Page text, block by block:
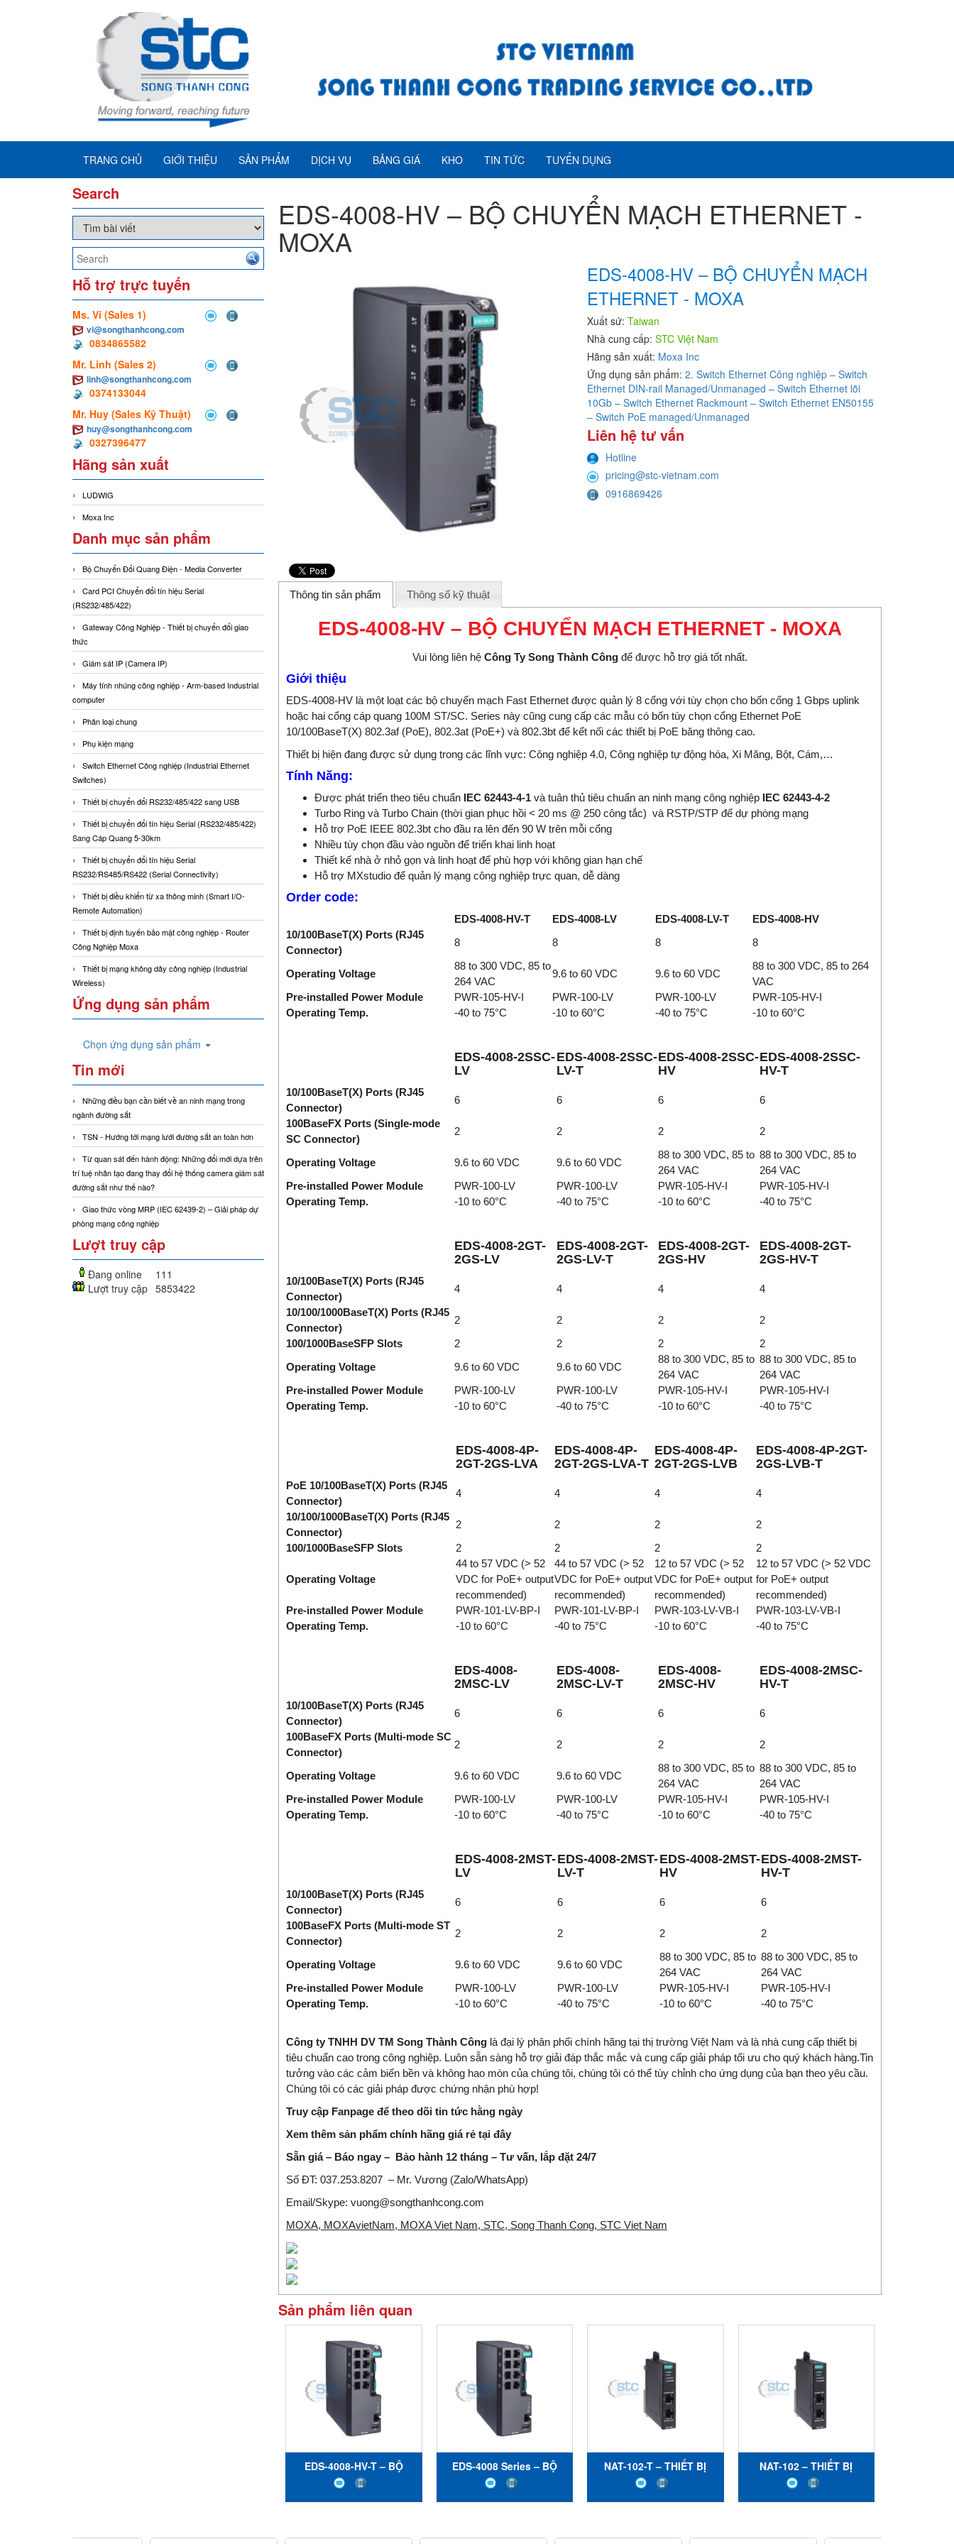
TRANG CHỦ GIỚI THIỆU SẢN PHẨM DỊCH VỤ BẢNG GIÁ KHO TIN TỨC TUYỂN DỤNG
Search
Hỗ trợ trực tuyến
Ms. Vi (Sales 1)
vi@songthanhcong.com
0834865582
Mr. Linh (Sales 2)
linh@songthanhcong.com
0374133044
Mr. Huy (Sales Kỹ Thuật)
huy@songthanhcong.com
0327396477
Hãng sản xuất
LUDWIG
Moxa Inc
Danh mục sản phẩm
Bộ Chuyển Đổi Quang Điện - Media Converter
Card PCI Chuyển đổi tín hiệu Serial
(RS232/485/422)
Gateway Công Nghiệp - Thiết bị chuyển đổi giao
thức
Giám sát IP (Camera IP)
Máy tính nhúng công nghiệp - Arm-based Industrial
computer
Phân loại chung
Phụ kiện mạng
Switch Ethernet Công nghiệp (Industrial Ethernet
Switches)
Thiết bị chuyển đổi RS232/485/422 sang USB
Thiết bị chuyển đổi tín hiệu Serial (RS232/485/422)
Sang Cáp Quang 5-30km
Thiết bị chuyển đổi tín hiệu Serial
RS232/RS485/RS422 (Serial Connectivity)
Thiết bị điều khiển từ xa thông minh (Smart I/O-
Remote Automation)
Thiết bị định tuyến bảo mật công nghiệp - Router
Công Nghiệp Moxa
Thiết bị mạng không dây công nghiệp (Industrial
Wireless)
Ứng dụng sản phẩm
Chọn ứng dụng sản phẩm
Tin mới
Những điều bạn cần biết về an ninh mạng trong
ngành đường sắt
TSN - Hướng tới mạng lưới đường sắt an toàn hơn
Từ quan sát đến hành động: Những đổi mới dựa trên
trí tuệ nhân tạo đang thay đổi hệ thống camera giám sát
đường sắt như thế nào?
Giao thức vòng MRP (IEC 62439-2) – Giải pháp dự
phòng mạng công nghiệp
Lượt truy cập
Đang online
111
Lượt truy cập 5853422
EDS-4008-HV – BỘ CHUYỂN MẠCH ETHERNET -
MOXA
EDS-4008-HV – BỘ CHUYỂN MẠCH
ETHERNET - MOXA
Xuất sứ: Taiwan
Nhà cung cấp: STC Việt Nam
Hãng sản xuất: Moxa Inc
Ứng dụng sản phẩm: 2. Switch Ethernet Công nghiệp – Switch
Ethernet DIN-rail Managed/Unmanaged – Switch Ethernet lõi
10Gb – Switch Ethernet Rackmount – Switch Ethernet EN50155
– Switch PoE managed/Unmanaged
Liên hệ tư vấn
Hotline
pricing@stc-vietnam.com
0916869426
Thông tin sản phẩm Thông số kỹ thuật
EDS-4008-HV – BỘ CHUYỂN MẠCH ETHERNET - MOXA
Vui lòng liên hệ Công Ty Song Thành Công để được hỗ trợ giá tốt nhất.
Giới thiệu
EDS-4008-HV là một loạt các bộ chuyển mạch Fast Ethernet được quản lý 8 cổng với tùy chọn cho bốn cổng 1 Gbps uplink
hoặc hai cổng cáp quang 100M ST/SC. Series này cũng cung cấp các mẫu có bốn tùy chọn cổng Ethernet PoE
10/100BaseT(X) 802.3af (PoE), 802.3at (PoE+) và 802.3bt để kết nối các thiết bị PoE băng thông cao.
Thiết bị hiện đang được sử dụng trong các lĩnh vực: Công nghiệp 4.0, Công nghiệp tự động hóa, Xi Măng, Bột, Cám,…
Tính Năng:
Được phát triển theo tiêu chuẩn IEC 62443-4-1 và tuân thủ tiêu chuẩn an ninh mạng công nghiệp IEC 62443-4-2
Turbo Ring và Turbo Chain (thời gian phục hồi < 20 ms @ 250 công tắc) và RSTP/STP để dự phòng mạng
Hỗ trợ PoE IEEE 802.3bt cho đầu ra lên đến 90 W trên mỗi cổng
Nhiều tùy chọn đầu vào nguồn để triển khai linh hoạt
Thiết kế nhà ở nhỏ gọn và linh hoạt để phù hợp với không gian hạn chế
Hỗ trợ MXstudio để quản lý mạng công nghiệp trực quan, dễ dàng
Order code:
EDS-4008-HV-T EDS-4008-LV EDS-4008-LV-T
EDS-4008-HV
10/100BaseT(X) Ports (RJ45
Connector)
8 8 8 8
Operating Voltage
88 to 300 VDC, 85 to
264 VAC
9.6 to 60 VDC 9.6 to 60 VDC
88 to 300 VDC, 85 to 264
VAC
Pre-installed Power Module
PWR-105-HV-I PWR-100-LV PWR-100-LV
PWR-105-HV-I
Operating Temp.
-40 to 75°C -10 to 60°C -40 to 75°C -10 to 60°C
EDS-4008-2SSC-
LV
EDS-4008-2SSC-
LV-T
EDS-4008-2SSC-
HV
EDS-4008-2SSC-
HV-T
10/100BaseT(X) Ports (RJ45
Connector)
6 6 6
6
100BaseFX Ports (Single-mode
SC Connector)
2 2 2 2
Operating Voltage 9.6 to 60 VDC 9.6 to 60 VDC
88 to 300 VDC, 85 to
264 VAC
88 to 300 VDC, 85 to
264 VAC
Pre-installed Power Module
PWR-100-LV PWR-100-LV PWR-105-HV-I
PWR-105-HV-I
Operating Temp.
-10 to 60°C -40 to 75°C -10 to 60°C -40 to 75°C
EDS-4008-2GT-
2GS-LV
EDS-4008-2GT-
2GS-LV-T
EDS-4008-2GT-
2GS-HV
EDS-4008-2GT-
2GS-HV-T
10/100BaseT(X) Ports (RJ45
Connector)
4 4 4
4
10/100/1000BaseT(X) Ports (RJ45
Connector)
2 2 2
2
100/1000BaseSFP Slots
2 2 2
2
Operating Voltage
9.6 to 60 VDC 9.6 to 60 VDC
88 to 300 VDC, 85 to
264 VAC
88 to 300 VDC, 85 to
264 VAC
Pre-installed Power Module
PWR-100-LV PWR-100-LV PWR-105-HV-I
PWR-105-HV-I
Operating Temp.
-10 to 60°C -40 to 75°C -10 to 60°C -40 to 75°C
EDS-4008-4P-
2GT-2GS-LVA
EDS-4008-4P-
2GT-2GS-LVA-T
EDS-4008-4P-
2GT-2GS-LVB
EDS-4008-4P-2GT-
2GS-LVB-T
PoE 10/100BaseT(X) Ports (RJ45
Connector)
4 4 4
4
10/100/1000BaseT(X) Ports (RJ45
Connector)
2 2 2
2
100/1000BaseSFP Slots
2 2 2 2
Operating Voltage
44 to 57 VDC (> 52
VDC for PoE+ output
recommended)
44 to 57 VDC (> 52
VDC for PoE+ output
recommended)
12 to 57 VDC (> 52
VDC for PoE+ output
recommended)
12 to 57 VDC (> 52 VDC
for PoE+ output
recommended)
Pre-installed Power Module
PWR-101-LV-BP-I PWR-101-LV-BP-I PWR-103-LV-VB-I
PWR-103-LV-VB-I
Operating Temp.
-10 to 60°C -40 to 75°C -10 to 60°C -40 to 75°C
EDS-4008-
2MSC-LV
EDS-4008-
2MSC-LV-T
EDS-4008-
2MSC-HV
EDS-4008-2MSC-
HV-T
10/100BaseT(X) Ports (RJ45
Connector)
6 6 6
6
100BaseFX Ports (Multi-mode SC
Connector)
2 2 2 2
Operating Voltage 9.6 to 60 VDC 9.6 to 60 VDC
88 to 300 VDC, 85 to
264 VAC
88 to 300 VDC, 85 to
264 VAC
Pre-installed Power Module
PWR-100-LV PWR-100-LV PWR-105-HV-I
PWR-105-HV-I
Operating Temp.
-10 to 60°C -40 to 75°C -10 to 60°C -40 to 75°C
EDS-4008-2MST-
LV
EDS-4008-2MST-
LV-T
EDS-4008-2MST-
HV
EDS-4008-2MST-
HV-T
10/100BaseT(X) Ports (RJ45
Connector)
6 6 6
6
100BaseFX Ports (Multi-mode ST
Connector)
2 2 2 2
Operating Voltage 9.6 to 60 VDC 9.6 to 60 VDC
88 to 300 VDC, 85 to
264 VAC
88 to 300 VDC, 85 to
264 VAC
Pre-installed Power Module
PWR-100-LV PWR-100-LV PWR-105-HV-I
PWR-105-HV-I
Operating Temp.
-10 to 60°C -40 to 75°C -10 to 60°C -40 to 75°C
Công ty TNHH DV TM Song Thành Công là đại lý phân phối chính hãng tại thị trường Việt Nam và là nhà cung cấp thiết bị
tiêu chuẩn cao trong công nghiệp. Luôn sẵn sàng hỗ trợ giải đáp thắc mắc và cung cấp giải pháp tối ưu cho quý khách hàng.Tin
tưởng vào các cảm biến bền và không hao mòn của chúng tôi, chúng tôi có thể tùy chỉnh cho ứng dụng của bạn theo yêu cầu.
Chúng tôi có các giải pháp được chứng nhận phù hợp!
Truy cập Fanpage để theo dõi tin tức hằng ngày
Xem thêm sản phẩm chính hãng giá rẻ tại đây
Sẵn giá – Báo ngay – Bảo hành 12 tháng – Tư vấn, lắp đặt 24/7
Số ĐT: 037.253.8207 – Mr. Vương (Zalo/WhatsApp)
Email/Skype: vuong@songthanhcong.com
MOXA, MOXAvietNam, MOXA Viet Nam, STC, Song Thanh Cong, STC Viet Nam
Sản phẩm liên quan
EDS-4008-HV-T – BỘ
CHUYỂN MẠCH
ETHERNET - MOXA
EDS-4008 Series – BỘ
CHUYỂN MẠCH
ETHERNET - MOXA
NAT-102-T – THIẾT BỊ
DỊCH ĐỊA CHỈ MẠNG
(NAT) CÔNG NGHIỆP 2
NAT-102 – THIẾT BỊ
DỊCH ĐỊA CHỈ MẠNG
(NAT) CÔNG NGHIỆP 2